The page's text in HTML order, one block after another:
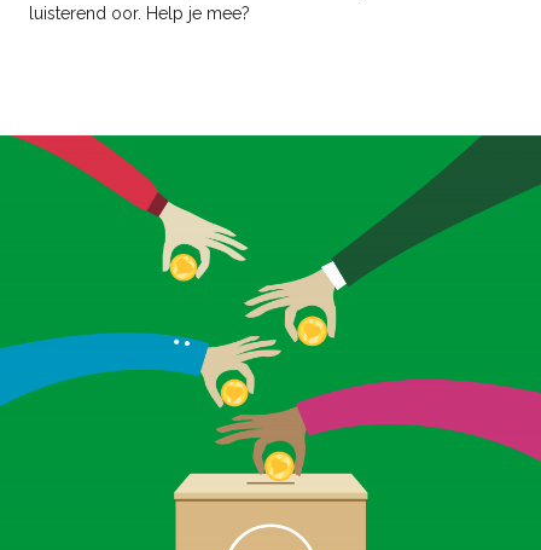
luisterend oor. Help je mee?